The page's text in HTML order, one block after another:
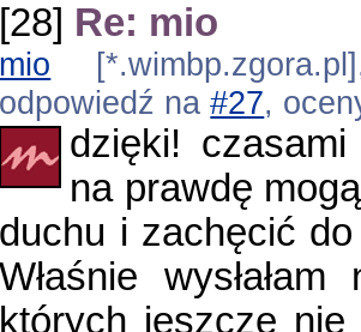
[28] Re: mio
mio
odpowiedź na#27,
dzięki! czasami
na prawdę
duchu i zachęcić
Właśnie
których jeszcze nie